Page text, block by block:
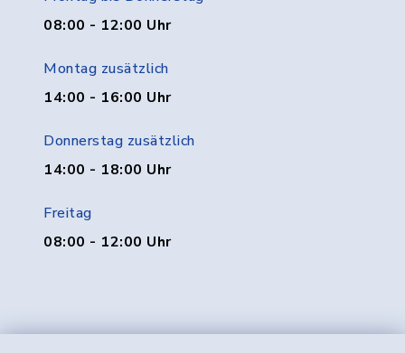
08:00 - 12:00 Uhr
Montag zusätzlich
14:00 - 16:00 Uhr
Donnerstag zusätzlich
14:00 - 18:00 Uhr
Freitag
08:00 - 12:00 Uhr